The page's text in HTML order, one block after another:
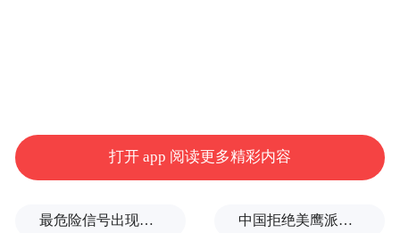
延伸宣传触角，扩大全民覆盖范围。为实现
反诈宣传广覆盖，该行主动延伸宣传触角，
打开 app 阅读更多精彩内容
最危险信号出现！全球能源大动脉岌岌可危 中国拒绝美鹰派副防长访华？弦外之音被热议